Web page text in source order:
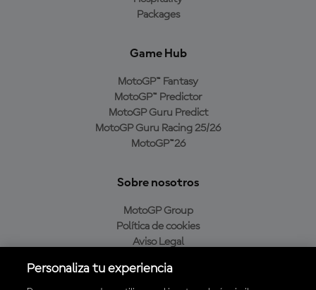
Packages
Game Hub
MotoGP™ Fantasy
MotoGP™ Predictor
MotoGP Guru Predict
MotoGP Guru Racing 25/26
MotoGP™26
Sobre nosotros
MotoGP Group
Política de cookies
Aviso Legal
Política de compra
Personaliza tu experiencia